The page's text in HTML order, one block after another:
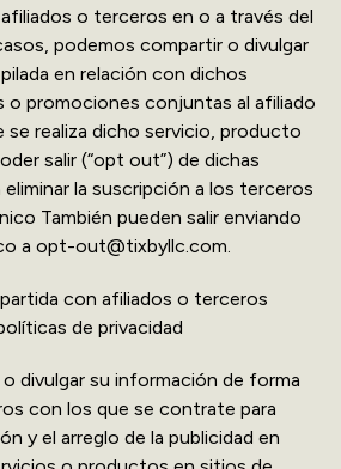
o terceros en o a través del
podemos compartir o divulgar
en relación con dichos
o promociones conjuntas al afiliado
realiza dicho servicio, producto
salir (“opt out”) de dichas
la suscripción a los terceros
También pueden salir enviando
a opt-out@tixbyllc.com.
con afiliados o terceros
de privacidad
divulgar su información de forma
con los que se contrate para
y el arreglo de la publicidad en